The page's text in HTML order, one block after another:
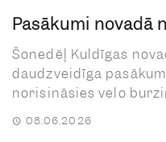
Pasākumi novadā
Šonedēļ Kuldīgas
daudzveidīga
norisināsies velo
08.06.2026